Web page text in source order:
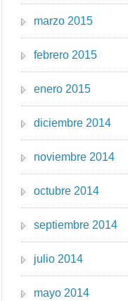
marzo 2015
febrero 2015
enero 2015
diciembre 2014
noviembre 2014
octubre 2014
septiembre 2014
julio 2014
mayo 2014